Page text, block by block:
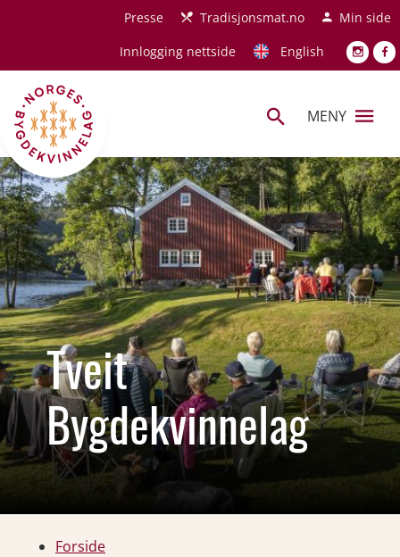
Hopp til hovedinnholdPresse Tradisjonsmat.no
Min side
Innlogging nettside
English
MENY
Tveit
Bygdekvinnelag
Forside